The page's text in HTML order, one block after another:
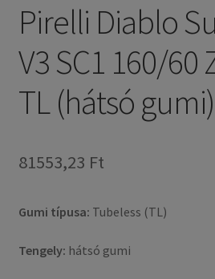
Pirelli Diablo
V3 SC1 160/60
TL (hátsó gumi)
81553,23 Ft
Gumi típusa: Tubeless (TL)
Tengely: hátsó gumi